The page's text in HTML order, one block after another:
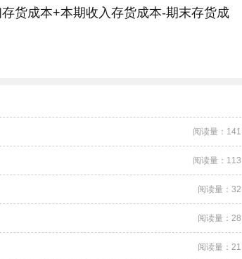
货成本+本期收入存货成本-期末存货成
阅读量：141
阅读量：113
阅读量：32
阅读量：28
阅读量：21